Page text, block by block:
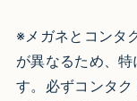
※メガネとコンタ
が異なるため、
す。必ずコンタ